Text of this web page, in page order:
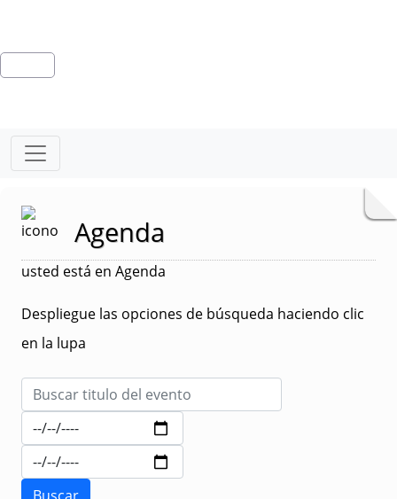
Agenda
usted está en Agenda
Despliegue las opciones de búsqueda haciendo clic
en la lupa